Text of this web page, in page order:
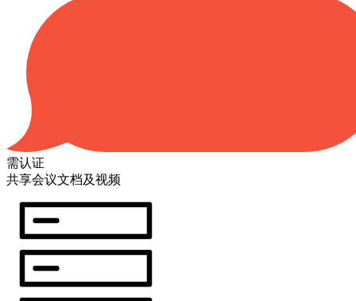
需认证
共享会议文档及视频